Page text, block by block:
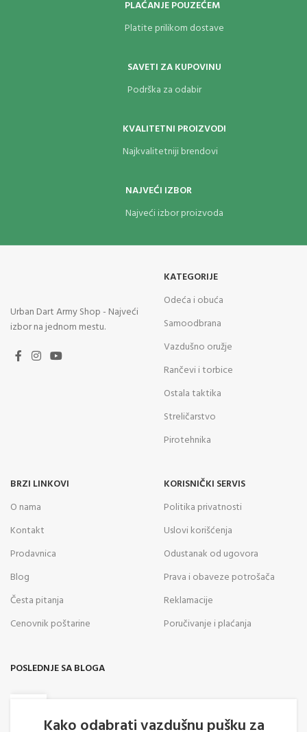
PLAĆANJE POUZEĆEM
Platite prilikom dostave
SAVETI ZA KUPOVINU
Podrška za odabir
KVALITETNI PROIZVODI
Najkvalitetniji brendovi
NAJVEĆI IZBOR
Najveći izbor proizvoda
Urban Dart Army Shop - Najveći
izbor na jednom mestu.
KATEGORIJE
Odeća i obuća
Samoodbrana
Vazdušno oružje
Rančevi i torbice
Ostala taktika
Streličarstvo
Pirotehnika
BRZI LINKOVI
O nama
Kontakt
Prodavnica
Blog
Česta pitanja
Cenovnik poštarine
KORISNIČKI SERVIS
Politika privatnosti
Uslovi korišćenja
Odustanak od ugovora
Prava i obaveze potrošača
Reklamacije
Poručivanje i plaćanja
POSLEDNJE SA BLOGA
Kako odabrati vazdušnu pušku za